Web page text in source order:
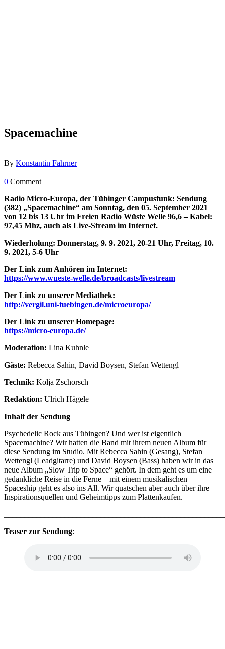
Spacemachine
|
By Konstantin Fahrner
|
0 Comment
Radio Micro-Europa, der Tübinger Campusfunk: Sendung
(382) „Spacemachine“ am Sonntag, den 05. September 2021
von 12 bis 13 Uhr im Freien Radio Wüste Welle 96,6 – Kabel:
97,45 Mhz, auch als Live-Stream im Internet.
Wiederholung: Donnerstag, 9. 9. 2021, 20-21 Uhr, Freitag, 10.
9. 2021, 5-6 Uhr
Der Link zum Anhören im Internet:
https://www.wueste-welle.de/broadcasts/livestream
Der Link zu unserer Mediathek:
http://vergil.uni-tuebingen.de/microeuropa/
Der Link zu unserer Homepage:
https://micro-europa.de/
Moderation: Lina Kuhnle
Gäste: Rebecca Sahin, David Boysen, Stefan Wettengl
Technik: Kolja Zschorsch
Redaktion: Ulrich Hägele
Inhalt der Sendung
Psychedelic Rock aus Tübingen? Und wer ist eigentlich
Spacemachine? Wir hatten die Band mit ihrem neuen Album für
diese Sendung im Studio. Mit Rebecca Sahin (Gesang), Stefan
Wettengl (Leadgitarre) und David Boysen (Bass) haben wir in das
neue Album „Slow Trip to Space“ gehört. In dem geht es um eine
gedankliche Reise in die Ferne – mit einem musikalischen
Spaceship geht es also ins All. Wir quatschen aber auch über ihre
Inspirationsquellen und Geheimtipps zum Plattenkaufen.
Teaser zur Sendung: